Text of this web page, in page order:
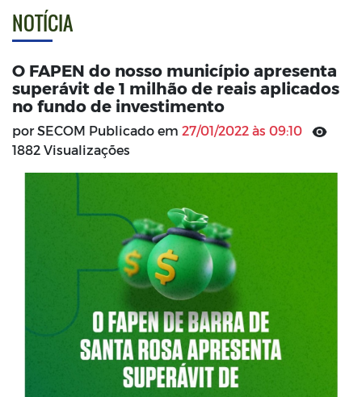
NOTÍCIA
O FAPEN do nosso município apresenta
superávit de 1 milhão de reais aplicados
no fundo de investimento
por SECOM Publicado em 27/01/2022 às 09:10
1882 Visualizações